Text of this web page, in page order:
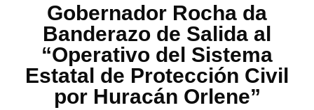
Gobernador Rocha da
Banderazo de Salida al
“Operativo del Sistema
Estatal de Protección Civil
por Huracán Orlene”